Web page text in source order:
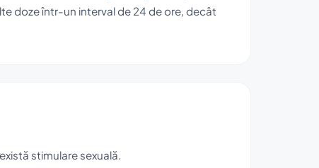
doze într-un interval de 24 de ore, decât
stimulare sexuală.